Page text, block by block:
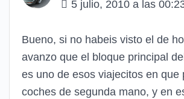
5 julio, 2010 a las
Bueno, si no habeis visto el de
avanzo que el bloque principal
es uno de esos viajecitos en que
coches de segunda mano, y en